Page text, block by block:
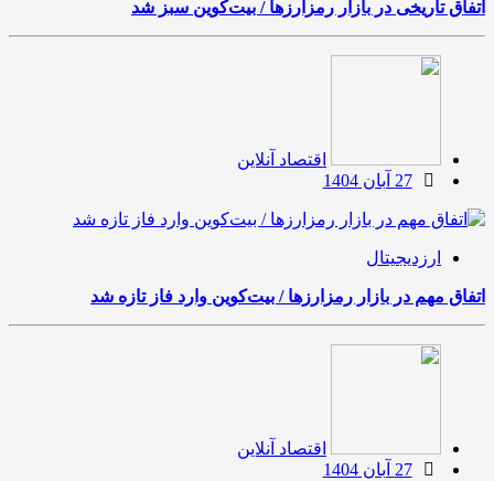
اتفاق تاریخی در بازار رمزارزها / بیت‌کوین سبز شد
اقتصاد آنلاین
27 آبان 1404
ارزدیجیتال
اتفاق مهم در بازار رمزارزها / بیت‌کوین وارد فاز تازه شد
اقتصاد آنلاین
27 آبان 1404